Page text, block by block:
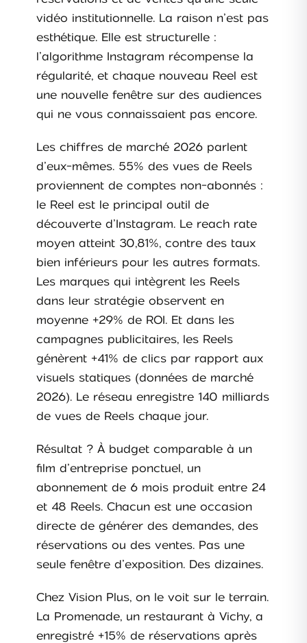
vidéo institutionnelle. La raison n’est pas
esthétique. Elle est structurelle :
l’algorithme Instagram récompense la
régularité, et chaque nouveau Reel est
une nouvelle fenêtre sur des audiences
qui ne vous connaissaient pas encore.
Les chiffres de marché 2026 parlent
d’eux-mêmes. 55% des vues de Reels
proviennent de comptes non-abonnés :
le Reel est le principal outil de
découverte d’Instagram. Le reach rate
moyen atteint 30,81%, contre des taux
bien inférieurs pour les autres formats.
Les marques qui intègrent les Reels
dans leur stratégie observent en
moyenne +29% de ROI. Et dans les
campagnes publicitaires, les Reels
génèrent +41% de clics par rapport aux
visuels statiques (données de marché
2026). Le réseau enregistre 140 milliards
de vues de Reels chaque jour.
Résultat ? À budget comparable à un
film d’entreprise ponctuel, un
abonnement de 6 mois produit entre 24
et 48 Reels. Chacun est une occasion
directe de générer des demandes, des
réservations ou des ventes. Pas une
seule fenêtre d’exposition. Des dizaines.
Chez Vision Plus, on le voit sur le terrain.
La Promenade, un restaurant à Vichy, a
enregistré +15% de réservations après